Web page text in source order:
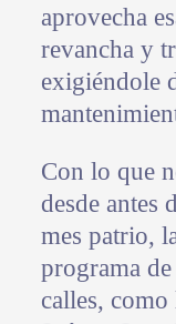
aprovecha
revancha y
exigiéndole
Con lo que
desde antes
mes patrio,
programa
calles,